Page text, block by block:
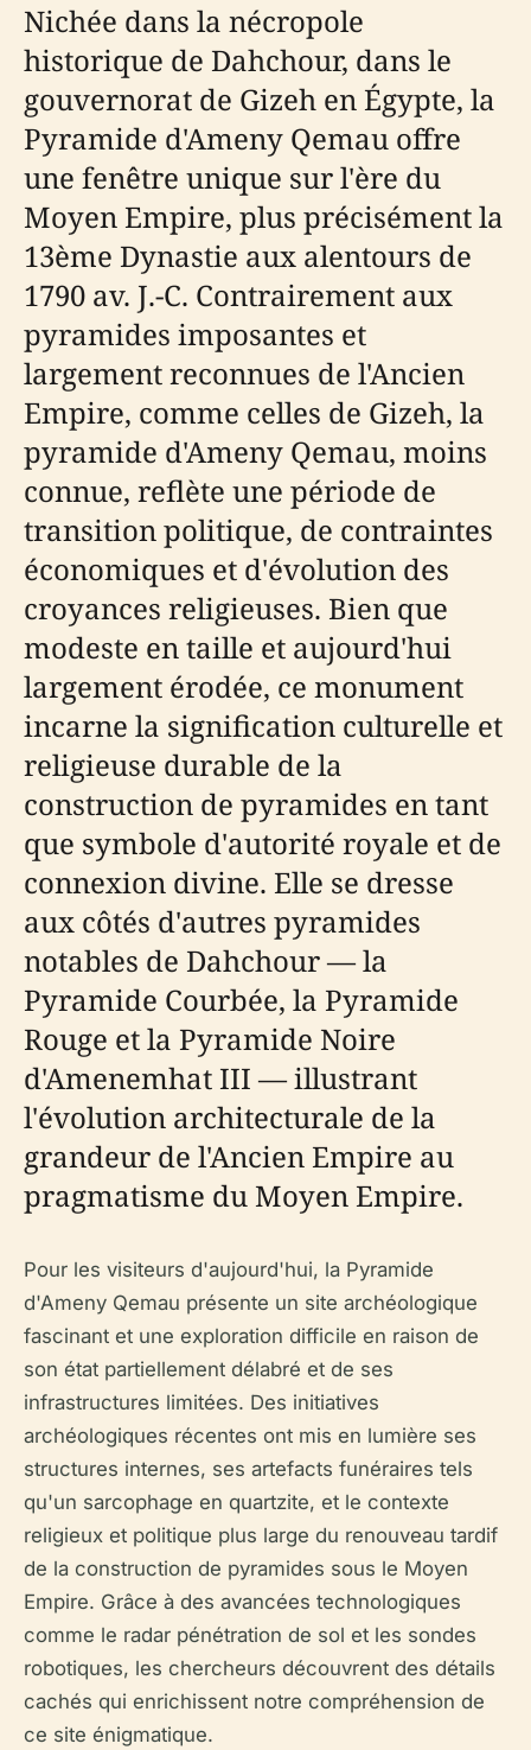
Nichée dans la nécropole
historique de Dahchour, dans le
gouvernorat de Gizeh en Égypte, la
Pyramide d'Ameny Qemau offre
une fenêtre unique sur l'ère du
Moyen Empire, plus précisément la
13ème Dynastie aux alentours de
1790 av. J.-C. Contrairement aux
pyramides imposantes et
largement reconnues de l'Ancien
Empire, comme celles de Gizeh, la
pyramide d'Ameny Qemau, moins
connue, reflète une période de
transition politique, de contraintes
économiques et d'évolution des
croyances religieuses. Bien que
modeste en taille et aujourd'hui
largement érodée, ce monument
incarne la signification culturelle et
religieuse durable de la
construction de pyramides en tant
que symbole d'autorité royale et de
connexion divine. Elle se dresse
aux côtés d'autres pyramides
notables de Dahchour — la
Pyramide Courbée, la Pyramide
Rouge et la Pyramide Noire
d'Amenemhat III — illustrant
l'évolution architecturale de la
grandeur de l'Ancien Empire au
pragmatisme du Moyen Empire.
Pour les visiteurs d'aujourd'hui, la Pyramide
d'Ameny Qemau présente un site archéologique
fascinant et une exploration difficile en raison de
son état partiellement délabré et de ses
infrastructures limitées. Des initiatives
archéologiques récentes ont mis en lumière ses
structures internes, ses artefacts funéraires tels
qu'un sarcophage en quartzite, et le contexte
religieux et politique plus large du renouveau tardif
de la construction de pyramides sous le Moyen
Empire. Grâce à des avancées technologiques
comme le radar pénétration de sol et les sondes
robotiques, les chercheurs découvrent des détails
cachés qui enrichissent notre compréhension de
ce site énigmatique.